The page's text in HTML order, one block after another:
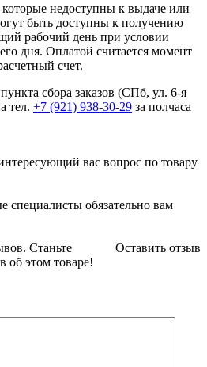
недоступны к выдаче или
быть доступны к получению
рабочий день при условии
дня. Оплатой считается момент
счет.
сборa заказов (СПб, ул. 6-я
тел. +7 (921) 938-30-29 за полчаса
вас вопрос по товару
обязательно вам
Оставить отзыв
Станьте
об этом товаре!